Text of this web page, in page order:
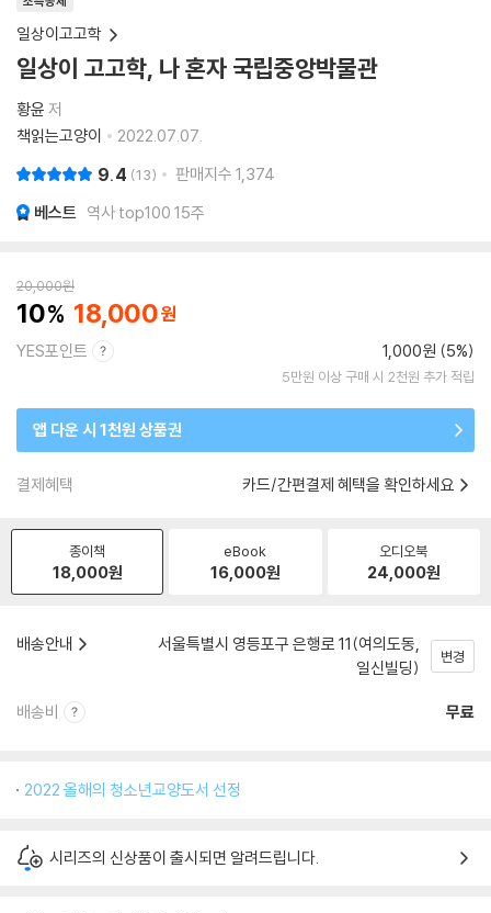
일상이고고학
일상이 고고학, 나 혼자 국립중앙박물관
황윤 저
책읽는고양이
2022.07.07.
9.4 13 판매지수 1,374
베스트 역사 top100 15주
20,000원
10 18,000
YES포인트 1,000원 (5%)
5만원 이상 구매 시 2천원 추가 적립
앱 다운 시 1천원 상품권
결제혜택 카드/간편결제 혜택을 확인하세요
종이책
18,000원
eBook
16,000원
오디오북
24,000원
배송안내
서울특별시 영등포구 은행로 11(여의도동,
일신빌딩)
변경
배송비 무료
2022 올해의 청소년교양도서 선정
시리즈의 신상품이 출시되면 알려드립니다.